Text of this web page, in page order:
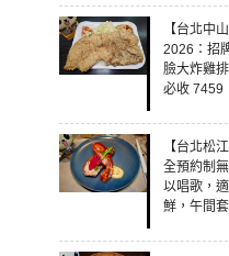
光！ 7460
【台北中
2026：招
臉大炸雞
必收 7459
【台北松
全預約制
以唱歌，
鮮，午間